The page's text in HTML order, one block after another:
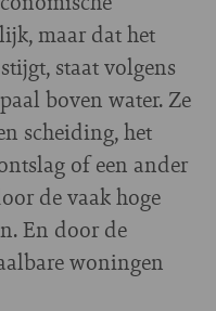
maar dat het
staat volgens
boven water. Ze
scheiding, het
of een ander
de vaak hoge
En door de
woningen